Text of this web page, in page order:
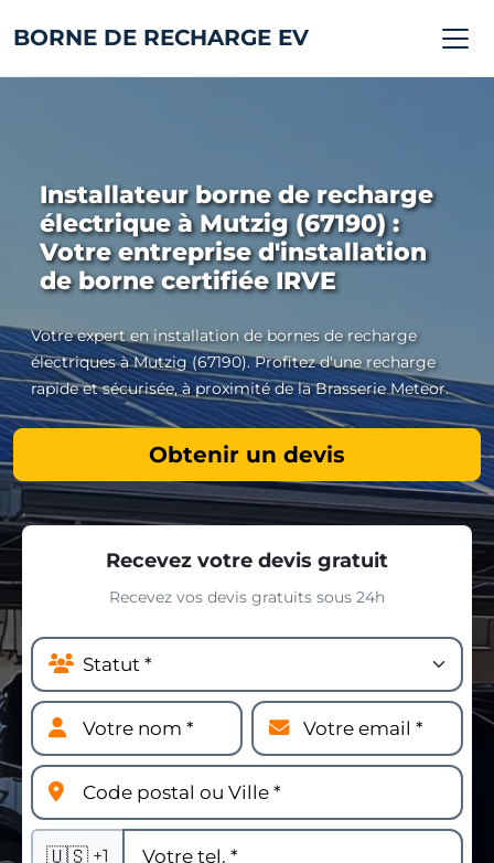
BORNE DE RECHARGE EV
Installateur borne de recharge
électrique à Mutzig (67190) :
Votre entreprise d'installation
de borne certifiée IRVE
Votre expert en installation de bornes de recharge
électriques à Mutzig (67190). Profitez d'une recharge
rapide et sécurisée, à proximité de la Brasserie Meteor.
Obtenir un devis
Recevez votre devis gratuit
Recevez vos devis gratuits sous 24h
🇺🇸 +1